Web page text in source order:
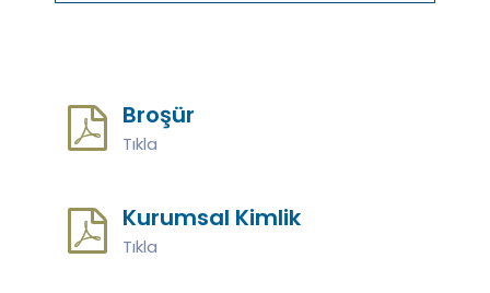
Broşür
Tıkla
Kurumsal Kimlik
Tıkla